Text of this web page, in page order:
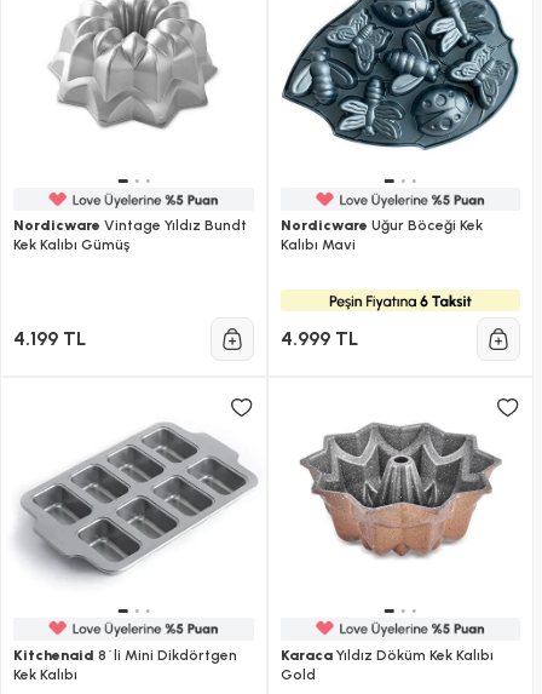
Nordicware Vintage Yıldız Bundt
Kek Kalıbı Gümüş
4.199 TL
Nordicware Uğur Böceği Kek
Kalıbı Mavi
4.999 TL
Kitchenaid 8´li Mini Dikdörtgen
Kek Kalıbı
KaracaYıldız Döküm Kek Kalıbı
Gold